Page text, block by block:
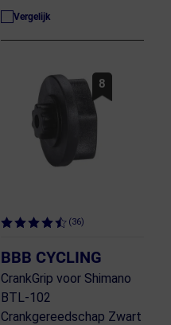
Vergelijk
8
(36)
BBB CYCLING
CrankGrip voor Shimano
BTL-102
Crankgereedschap Zwart